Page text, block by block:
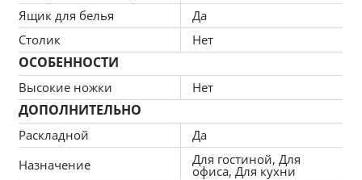
Угол дивана определяется следующим образом:
Когда вы стоите лицом к дивану, если короткая часть дивана
находится с левой стороны, значит угол левый.
Когда вы стоите лицом к дивану, если короткая часть дивана
находится с правой стороны, значит угол правый.
Ящик для белья
Да
Столик
Нет
ОСОБЕННОСТИ
Высокие ножки Нет
ДОПОЛНИТЕЛЬНО
Раскладной
Да
Назначение
Для гостиной, Для
офиса, Для кухни